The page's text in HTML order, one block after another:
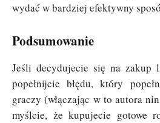
wydać w bardziej efektywny
Podsumowanie
Jeśli decydujecie się na zakup
popełnijcie błędu, który
graczy (włączając w to autora
myślcie, że kupujecie gotowe